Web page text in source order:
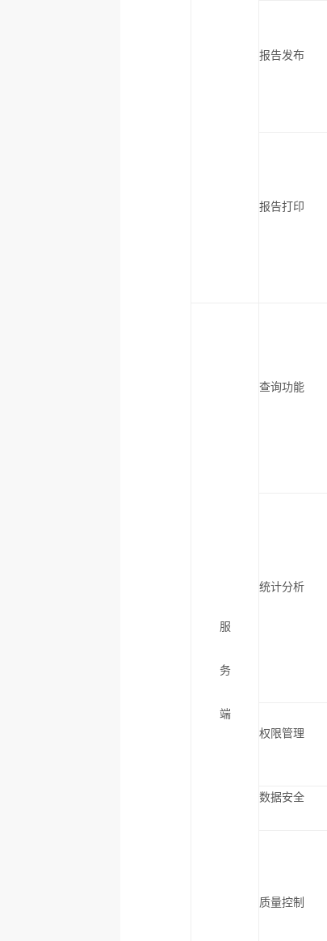
报告发布
报告打印
服
务
端
查询功能
统计分析
权限管理
数据安全
质量控制